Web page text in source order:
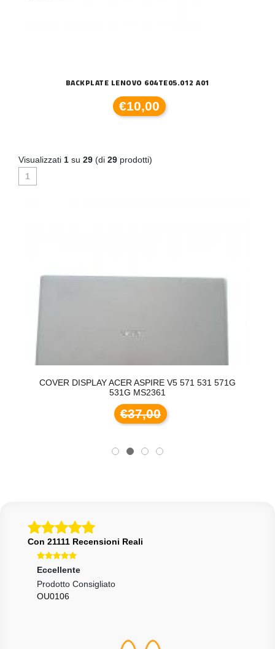
BACKPLATE LENOVO 604TE05.012 A01
€10,00
Visualizzati 1 su 29 (di 29 prodotti)
1
DISPLAY ACER ASPIRE V5 571 531 571G
SCHEDA
Con 21111 Recensioni Reali
Eccellente
Prodotto Consigliato
OU0106